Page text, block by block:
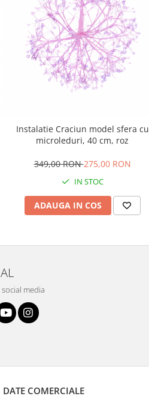
Instalatie Craciun model sfera cu
microleduri, 40 cm, roz
349,00 RON275,00 RON
IN STOC
ADAUGA IN COS
media
DATE COMERCIALE